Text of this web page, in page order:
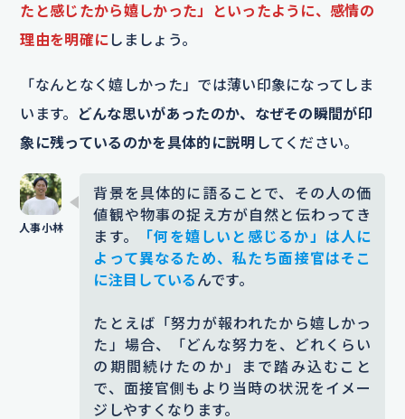
たと感じたから嬉しかった」といったように、感情の
理由を明確に しましょう。
「なんとなく嬉しかった」では薄い印象になってしま
います。
どんな思いがあったのか、なぜその瞬間が印
象に残っているのかを具体的に説明 してください。
背景を具体的に語ることで、その人の価
値観や物事の捉え方が自然と伝わってき
ます。
「何を嬉しいと感じるか」は人に
よって異なるため、私たち面接官はそこ
に注目している んです。
たとえば「努力が報われたから嬉しかっ
た」場合、「どんな努力を、どれくらい
の期間続けたのか」まで踏み込むこと
で、面接官側もより当時の状況をイメー
ジしやすくなります。